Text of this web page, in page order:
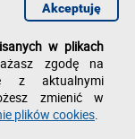
w plikach
zgodę na
z aktualnymi
zmienić w
plików cookies.
Akceptuję